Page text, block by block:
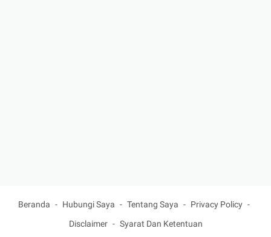
Beranda Hubungi Saya Tentang Saya
Privacy Policy
Disclaimer
Syarat Dan Ketentuan